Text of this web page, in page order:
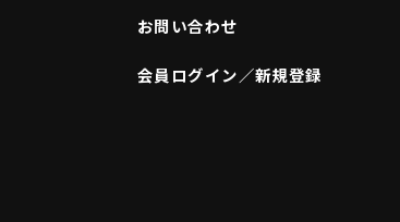
お問い合わせ
会員ログイン／新規登録